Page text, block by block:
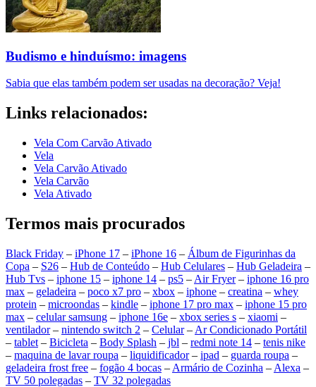
Budismo e hinduísmo: imagens
Sabia que elas também podem ser usadas na decoração? Veja!
Links relacionados:
Vela Com Carvão Ativado
Vela
Vela Carvão Ativado
Vela Carvão
Vela Ativado
Termos mais procurados
Black Friday – iPhone 17 – iPhone 16 – Álbum de Figurinhas da
Copa – S26 – Hub de Conteúdo – Hub Celulares – Hub Geladeira –
Hub Tvs – iphone 15 – iphone 14 – ps5 – Air Fryer– iphone 16 pro
max – geladeira – poco x7 pro – xbox – iphone – creatina – whey
protein – microondas – kindle – iphone 17 pro max – iphone 15 pro
max – celular samsung – iphone 16e – xbox series s – xiaomi –
ventilador– nintendo switch 2 – Celular– Ar Condicionado Portátil
– tablet – Bicicleta – Body Splash – jbl – redmi note 14 – tenis nike
– maquina de lavar roupa – liquidificador– ipad – guarda roupa –
geladeira frost free – fogão 4 bocas – Armário de Cozinha – Alexa –
TV 50 polegadas – TV 32 polegadas